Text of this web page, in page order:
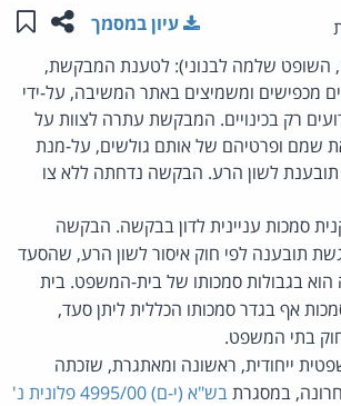
שתפו
עיון במסמך
השופט שלמה לבנוני): לטענת המבקשת,
מכפישים ומשמיצים באתר המשיבה, על-ידי
רק בכינויים. המבקשת עתרה לצוות על
שמם ופרטיהם של אותם גולשים, על-מנת
לשון הרע. הבקשה נדחתה ללא צו
סמכות עניינית לדון בבקשה. הבקשה
תובענה לפי חוק איסור לשון הרע, שהסעד
הוא בגבולות סמכותו של בית-המשפט. בית
אף בגדר סמכותו הכללית ליתן סעד,
ייחודית, ראשונה ומאתגרת, שזכתה
במסגרת
בש"א (י-ם) 4995/00 פלונית נ'